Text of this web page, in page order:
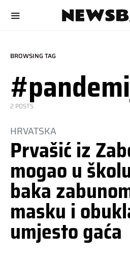
BROWSING TAG
2 POSTS
HRVATSKA
Prvašić iz
mogao u
baka
masku i
umjesto gaća